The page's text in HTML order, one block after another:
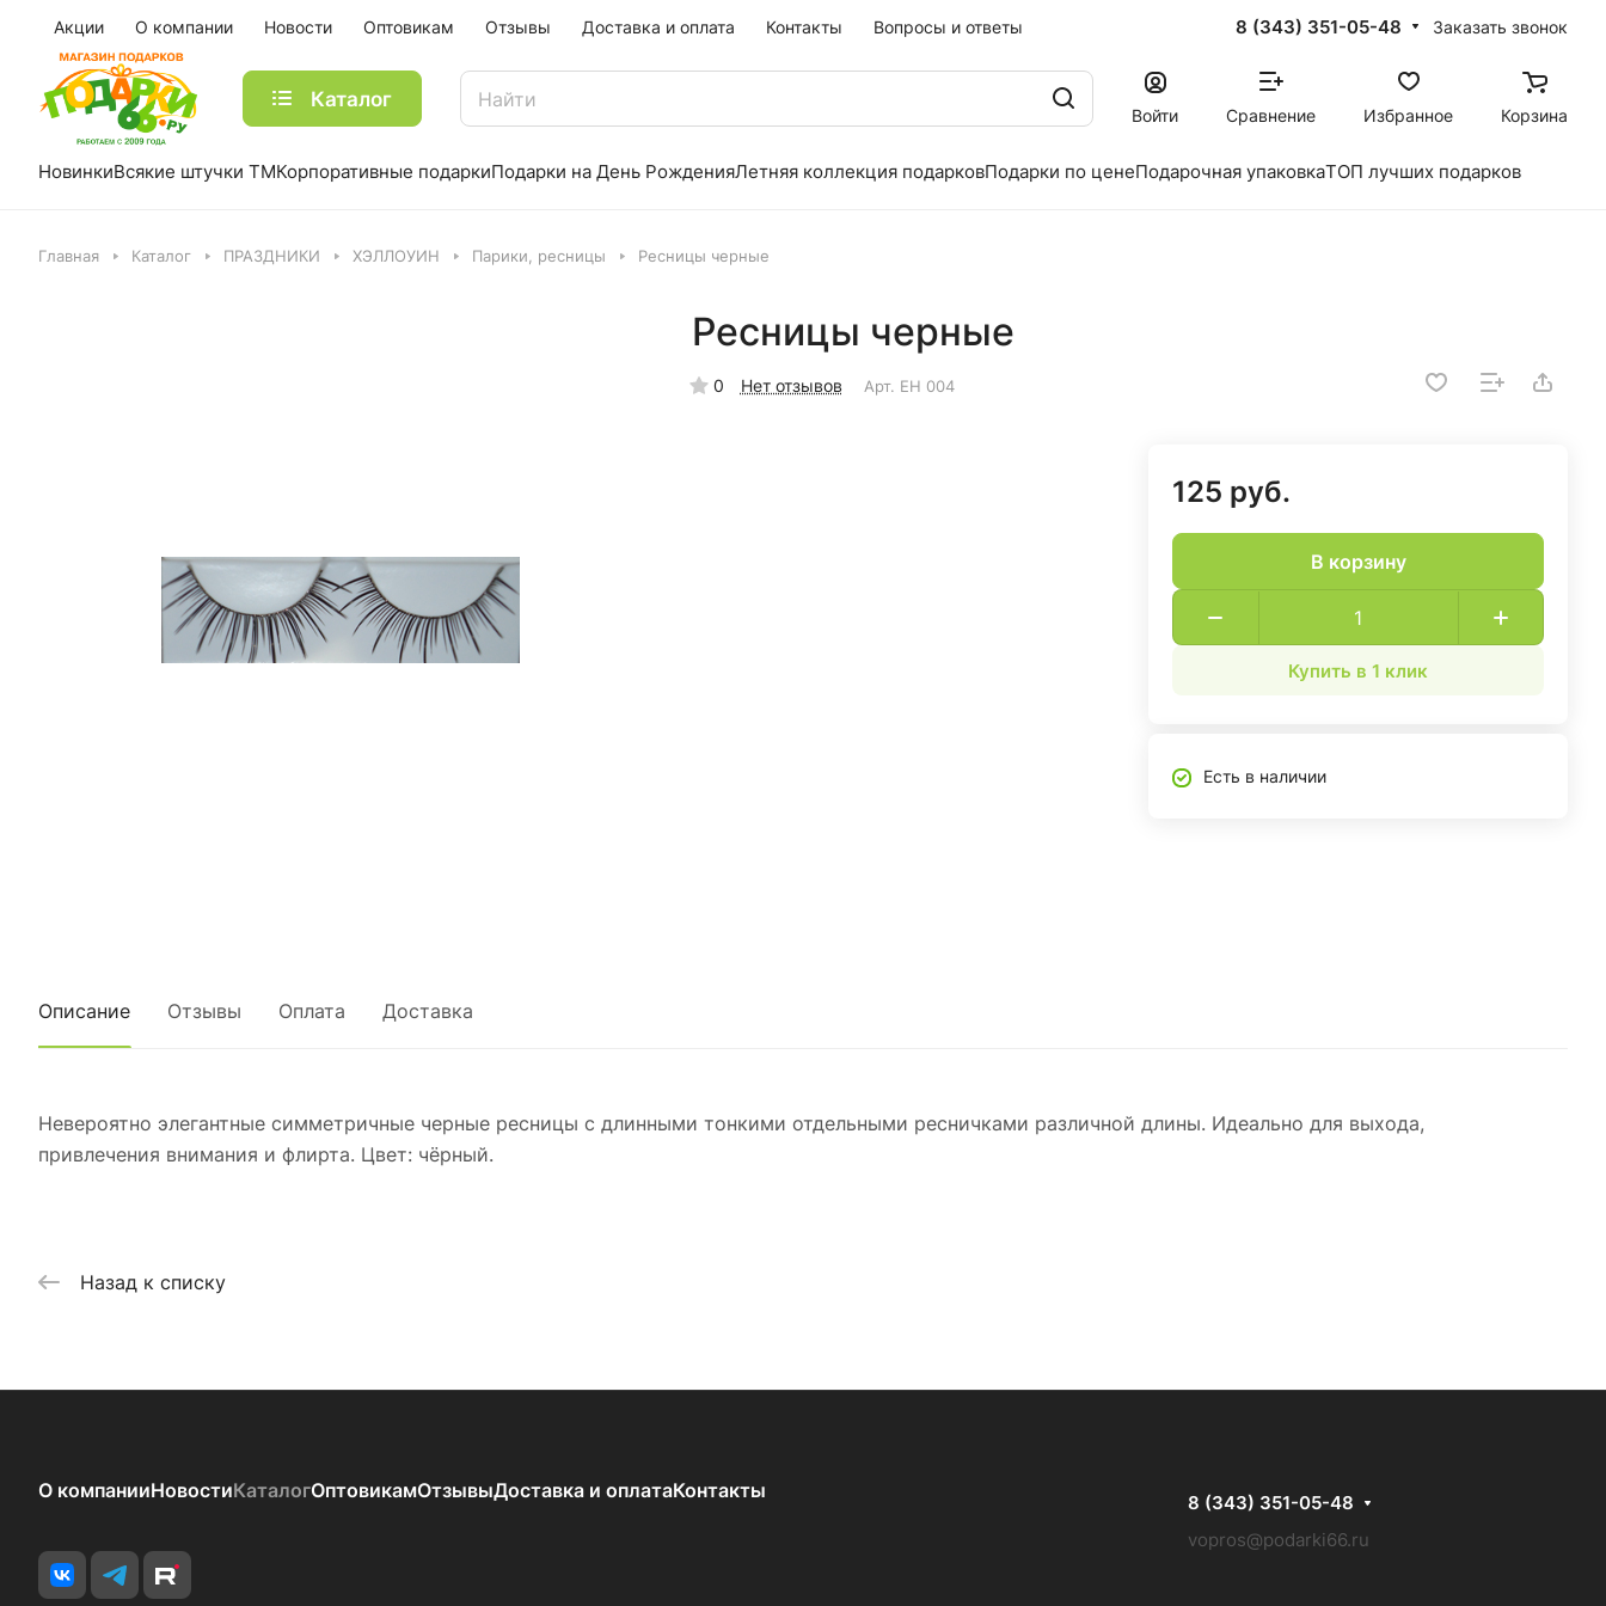
Акции О компании Новости Оптовикам Отзывы Доставка и оплата Контакты Вопросы и ответы 8 (343) 351-05-48 Заказать звонок
Каталог
Войти Сравнение Избранное Корзина
НовинкиВсякие штучки ТМКорпоративные подаркиПодарки на День РожденияЛетняя коллекция подарковПодарки по ценеПодарочная упаковкаТОП лучших подарков
Главная Каталог ПРАЗДНИКИ ХЭЛЛОУИН Парики, ресницы Ресницы черные
Ресницы черные
0 Нет отзывов Арт. EH 004
125 руб.
В корзину
Купить в 1 клик
Есть в наличии
Описание Отзывы Оплата Доставка
Невероятно элегантные симметричные черные ресницы с длинными тонкими отдельными ресничками различной длины. Идеально для выхода,
привлечения внимания и флирта. Цвет: чёрный.
Назад к списку
О компанииНовостиКаталогОптовикамОтзывыДоставка и оплатаКонтакты
8 (343) 351-05-48
vopros@podarki66.ru